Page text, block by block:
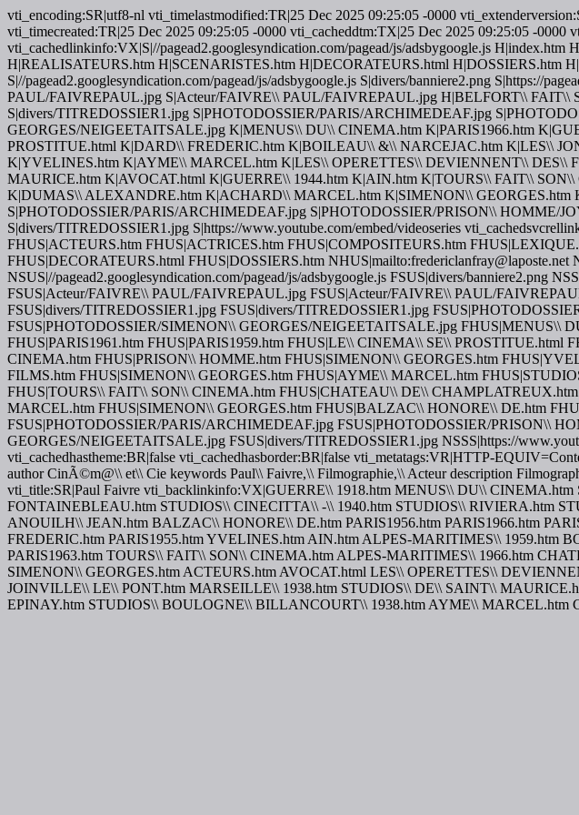
vti_encoding:SR|utf8-nl vti_timelastmodified:TR|25 Dec 2025 09:25:05 -0000
vti_timecreated:TR|25 Dec 2025 09:25:05 -0000 vti_cacheddtm:TX|25 Dec 2025 09:25:05 -0000
vti_cachedlinkinfo:VX|S|//pagead2.googlesyndication.com/pagead/js/adsbygoogle.js
H|REALISATEURS.htm H|SCENARISTES.htm H|DECORATEURS.html H|DOSSIERS.htm
S|//pagead2.googlesyndication.com/pagead/js/adsbygoogle.js S|divers/banniere2.png S|https://
PAUL/FAIVREPAUL.jpg S|Acteur/FAIVRE\\ PAUL/FAIVREPAUL.jpg H|BELFORT\\
S|divers/TITREDOSSIER1.jpg S|PHOTODOSSIER/PARIS/ARCHIMEDEAF.jpg
GEORGES/NEIGEETAITSALE.jpg K|MENUS\\ DU\\ CINEMA.htm K|PARIS1966.htm
PROSTITUE.html K|DARD\\ FREDERIC.htm K|BOILEAU\\ &\\ NARCEJAC.htm K|LES\\
K|YVELINES.htm K|AYME\\ MARCEL.htm K|LES\\ OPERETTES\\ DEVIENNENT\\
MAURICE.htm K|AVOCAT.html K|GUERRE\\ 1944.htm K|AIN.htm K|TOURS\\ FAIT\\
K|DUMAS\\ ALEXANDRE.htm K|ACHARD\\ MARCEL.htm K|SIMENON\\
S|PHOTODOSSIER/PARIS/ARCHIMEDEAF.jpg S|PHOTODOSSIER/PRISON\\ HOMME/
S|divers/TITREDOSSIER1.jpg S|https://www.youtube.com/embed/videoseries
FHUS|ACTEURS.htm FHUS|ACTRICES.htm FHUS|COMPOSITEURS.htm
FHUS|DECORATEURS.html FHUS|DOSSIERS.htm
NSUS|//pagead2.googlesyndication.com/pagead/js/adsbygoogle.js FSUS|divers/banniere2.png
FSUS|Acteur/FAIVRE\\ PAUL/FAIVREPAUL.jpg FSUS|Acteur/FAIVRE\\ PAUL/
FSUS|divers/TITREDOSSIER1.jpg FSUS|divers/TITREDOSSIER1.jpg
FSUS|PHOTODOSSIER/SIMENON\\ GEORGES/NEIGEETAITSALE.jpg FHUS|MENUS\\
FHUS|PARIS1961.htm FHUS|PARIS1959.htm FHUS|LE\\ CINEMA\\ SE\\
CINEMA.htm FHUS|PRISON\\ HOMME.htm FHUS|SIMENON\\ GEORGES.htm
FILMS.htm FHUS|SIMENON\\ GEORGES.htm FHUS|AYME\\ MARCEL.htm
FHUS|TOURS\\ FAIT\\ SON\\ CINEMA.htm FHUS|CHATEAU\\ DE\\
MARCEL.htm FHUS|SIMENON\\ GEORGES.htm FHUS|BALZAC\\ HONORE\\ DE.htm
FSUS|PHOTODOSSIER/PARIS/ARCHIMEDEAF.jpg FSUS|PHOTODOSSIER/PRISON\\
GEORGES/NEIGEETAITSALE.jpg FSUS|divers/TITREDOSSIER1.jpg NSSS|https://
vti_cachedhastheme:BR|false vti_cachedhasborder:BR|false vti_metatags:VR|HTTP-
author CinÃ©m@\\ et\\ Cie keywords Paul\\ Faivre,\\ Filmographie,\\ Acteur description
vti_title:SR|Paul Faivre vti_backlinkinfo:VX|GUERRE\\ 1918.htm MENUS\\ DU\\
FONTAINEBLEAU.htm STUDIOS\\ CINECITTA\\ -\\ 1940.htm STUDIOS\\ RIVIERA.htm
ANOUILH\\ JEAN.htm BALZAC\\ HONORE\\ DE.htm PARIS1956.htm PARIS1966.htm
FREDERIC.htm PARIS1955.htm YVELINES.htm AIN.htm ALPES-MARITIMES\\
PARIS1963.htm TOURS\\ FAIT\\ SON\\ CINEMA.htm ALPES-MARITIMES\\ 1966.htm
SIMENON\\ GEORGES.htm ACTEURS.htm AVOCAT.html LES\\ OPERETTES\\
JOINVILLE\\ LE\\ PONT.htm MARSEILLE\\ 1938.htm STUDIOS\\ DE\\ SAINT\\
EPINAY.htm STUDIOS\\ BOULOGNE\\ BILLANCOURT\\ 1938.htm AYME\\